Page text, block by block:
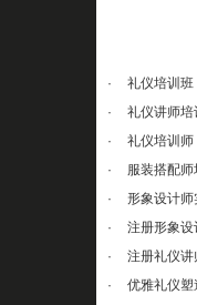
·
礼仪培训班
·
礼仪讲师培
·
礼仪培训师
·
服装搭配
·
形象设计
·
注册形象设
·
注册礼仪讲
·
优雅礼仪塑